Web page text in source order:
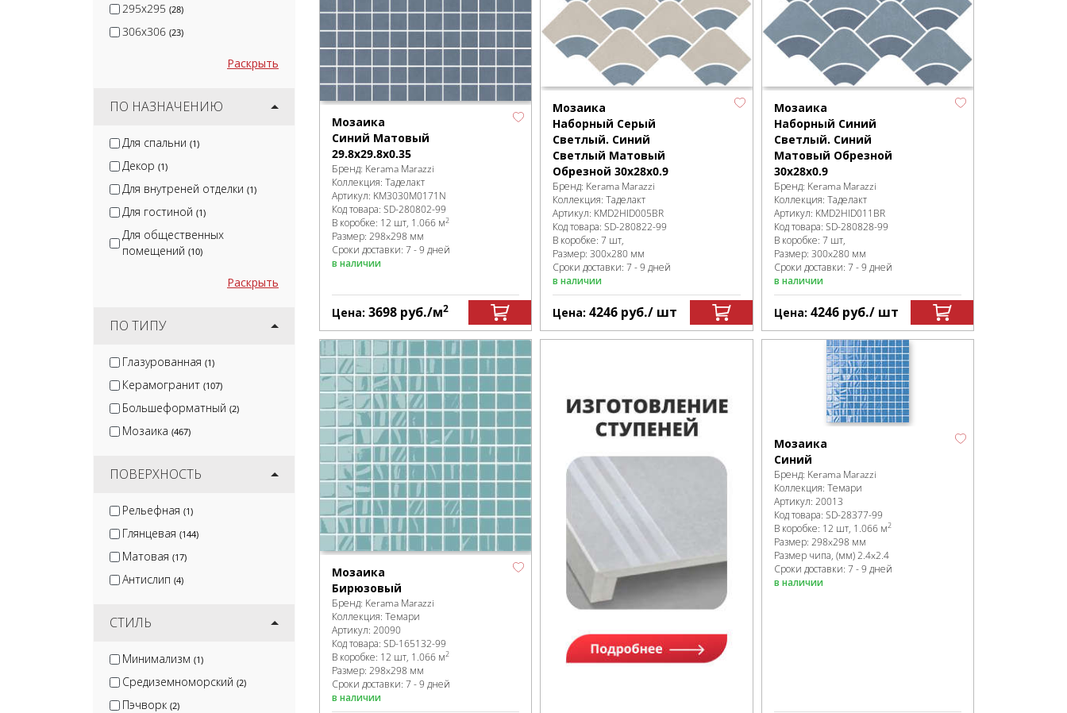
295x295 (28)
306x306 (23)
Раскрыть
ПО НАЗНАЧЕНИЮ
Для спальни (1)
Декор (1)
Для внутреней отделки (1)
Для гостиной (1)
Для общественных
помещений (10)
Раскрыть
ПО ТИПУ
Глазурованная (1)
Керамогранит (107)
Большеформатный (2)
Мозаика (467)
ПОВЕРХНОСТЬ
Рельефная (1)
Глянцевая (144)
Матовая (17)
Антислип (4)
СТИЛЬ
Минимализм (1)
Средиземноморский (2)
Пэчворк (2)
Мозаика
Синий Матовый
29.8x29.8x0.35
Бренд: Kerama Marazzi
Коллекция: Таделакт
Артикул: KM3030M0171N
Код товара: SD-280802-99
В коробке: 12 шт, 1.066 м2
Размер: 298x298 мм
Сроки доставки: 7 - 9 дней
в наличии
Цена: 3698 руб./м2
Мозаика
Наборный Серый
Светлый. Синий
Светлый Матовый
Обрезной 30x28x0.9
Бренд: Kerama Marazzi
Коллекция:Таделакт
Артикул: KMD2HID005BR
Код товара:SD-280822-99
В коробке:7 шт,
Размер:300x280 мм
Сроки доставки: 7 - 9 дней
в наличии
Цена:4246 руб./ шт
Мозаика
Наборный Синий
Светлый. Синий
Матовый Обрезной
30x28x0.9
Бренд: Kerama Marazzi
Коллекция: Таделакт
Артикул: KMD2HID011BR
Код товара: SD-280828-99
В коробке: 7 шт,
Размер: 300x280 мм
Сроки доставки: 7 - 9 дней
в наличии
Цена: 4246 руб./ шт
Мозаика
Бирюзовый
Бренд: Kerama Marazzi
Коллекция: Темари
Артикул: 20090
Код товара: SD-165132-99
В коробке: 12 шт, 1.066 м2
Размер: 298x298 мм
Сроки доставки: 7 - 9 дней
в наличии
Мозаика
Синий
Бренд: Kerama Marazzi
Коллекция: Темари
Артикул: 20013
Код товара: SD-28377-99
В коробке: 12 шт, 1.066 м2
Размер: 298x298 мм
Размер чипа, (мм)2.4x2.4
Сроки доставки: 7 - 9 дней
в наличии